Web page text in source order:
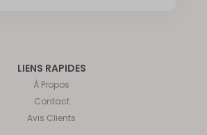
LIENS RAPIDES
À Propos
Contact
Avis Clients